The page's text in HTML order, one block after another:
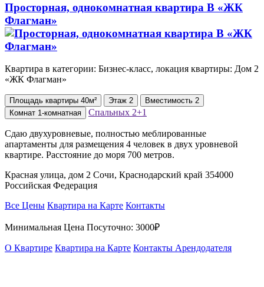
Просторная, однокомнатная квартира В «ЖК
Флагман»
Квартира в категории: Бизнес-класс, локация квартиры: Дом 2
«ЖК Флагман»
Площадь квартиры 40м² Этаж 2 Вместимость 2
Комнат 1-комнатная Спальных 2+1
Сдаю двухуровневые, полностью меблированные
апартаменты для размещения 4 человек в двух уровневой
квартире. Расстояние до моря 700 метров.
Красная улица, дом 2 Сочи, Краснодарский край 354000
Российская Федерация
Все Цены Квартира на Карте Контакты
Минимальная Цена Посуточно: 3000₽
О Квартире Квартира на Карте Контакты Арендодателя